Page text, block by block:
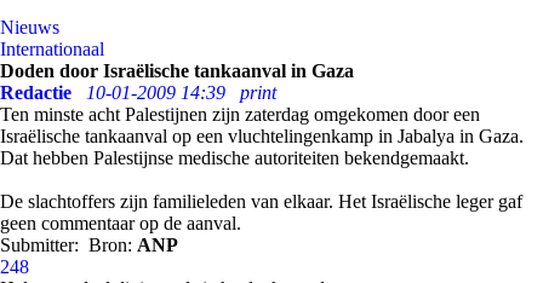
Nieuws
Internationaal
Doden door Israëlische tankaanval in Gaza
Redactie
10-01-2009 14:39
print
Ten minste acht Palestijnen zijn zaterdag omgekomen door een
Israëlische tankaanval op een vluchtelingenkamp in Jabalya in Gaza.
Dat hebben Palestijnse medische autoriteiten bekendgemaakt.
De slachtoffers zijn familieleden van elkaar. Het Israëlische leger gaf
geen commentaar op de aanval.
Submitter: Bron: ANP
248